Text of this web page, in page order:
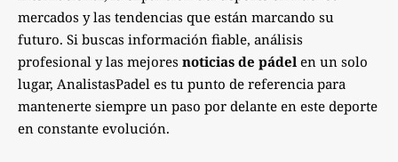
mercados y las tendencias que están marcando su
futuro. Si buscas información fiable, análisis
profesional y las mejores noticias de pádel en un solo
lugar, AnalistasPadel es tu punto de referencia para
mantenerte siempre un paso por delante en este deporte
en constante evolución.